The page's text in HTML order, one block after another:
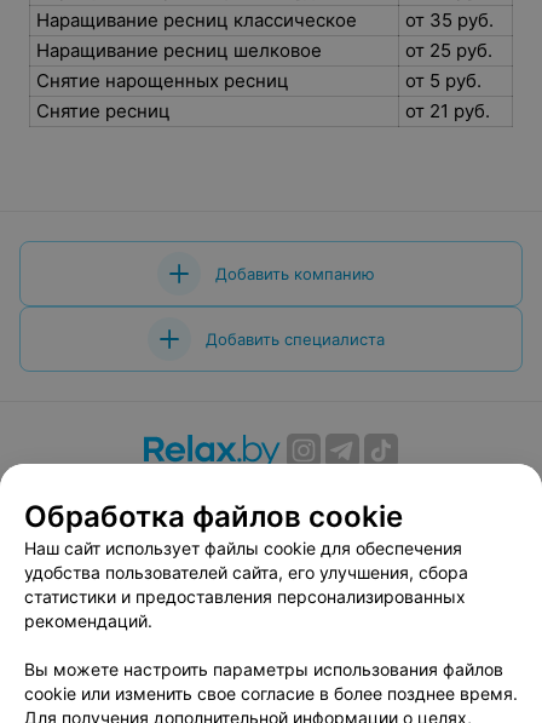
Наращивание ресниц классическое
от 35 руб.
Наращивание ресниц шелковое
от 25 руб.
Снятие нарощенных ресниц
от 5 руб.
Снятие ресниц
от 21 руб.
Добавить компанию
Добавить специалиста
Вакансии
Публичный договор
Способы оплаты
Публичный договор по использованию сервиса
«Афиша»
Пользовательское соглашение
Связаться по вопросам сотрудничества
Написать руководителю relax.by
Обработка файлов cookie
Наш сайт использует файлы cookie для обеспечения
удобства пользователей сайта, его улучшения, сбора
статистики и предоставления персонализированных
рекомендаций.
Вы можете настроить параметры использования файлов
cookie или изменить свое согласие в более позднее время.
Для получения дополнительной информации о целях,